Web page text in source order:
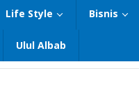
Life Style Bisnis
Ulul Albab